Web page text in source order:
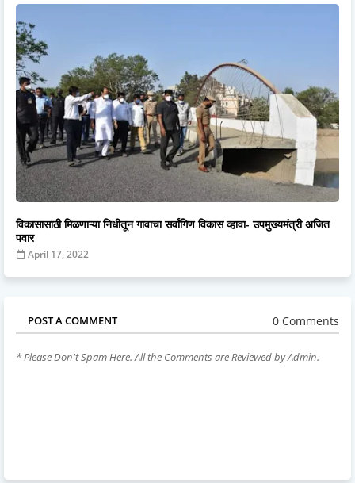
विकासासाठी मिळणाऱ्या निधीतून गावाचा सर्वांगिण विकास व्हावा- उपमुख्यमंत्री अजित
पवार
April 17, 2022
POST A COMMENT 0 Comments
* Please Don't Spam Here. All the Comments are Reviewed by Admin.